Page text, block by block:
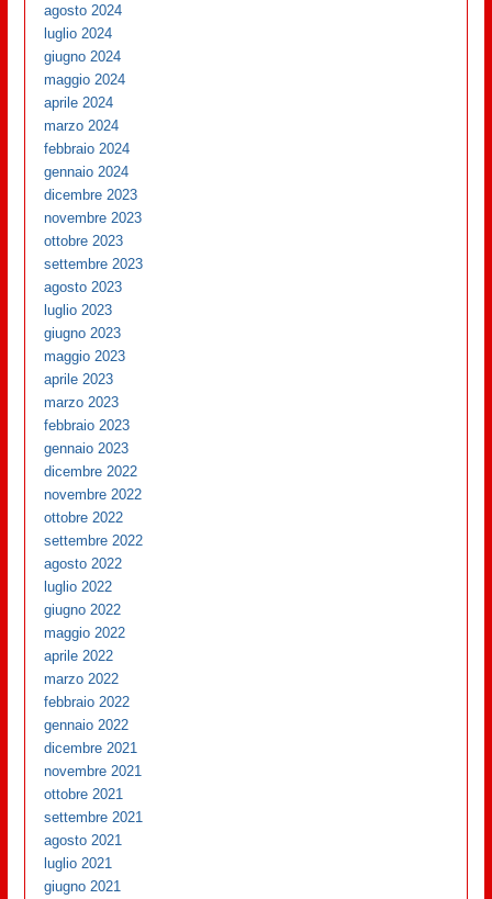
agosto 2024
luglio 2024
giugno 2024
maggio 2024
aprile 2024
marzo 2024
febbraio 2024
gennaio 2024
dicembre 2023
novembre 2023
ottobre 2023
settembre 2023
agosto 2023
luglio 2023
giugno 2023
maggio 2023
aprile 2023
marzo 2023
febbraio 2023
gennaio 2023
dicembre 2022
novembre 2022
ottobre 2022
settembre 2022
agosto 2022
luglio 2022
giugno 2022
maggio 2022
aprile 2022
marzo 2022
febbraio 2022
gennaio 2022
dicembre 2021
novembre 2021
ottobre 2021
settembre 2021
agosto 2021
luglio 2021
giugno 2021